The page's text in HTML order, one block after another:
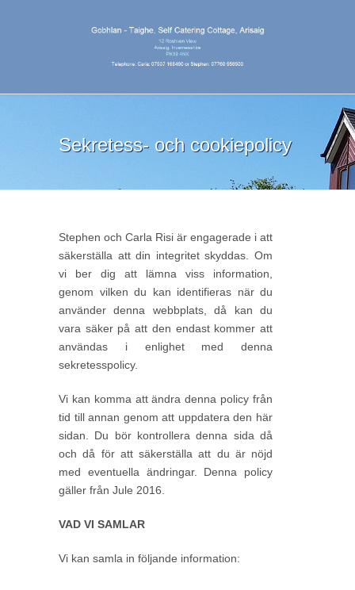
Sekretess- och cookiepolicy
Stephen och Carla Risi är engagerade i att
säkerställa att din integritet skyddas. Om
vi ​​ber dig att lämna viss information,
genom vilken du kan identifieras när du
använder denna webbplats, då kan du
vara säker på att den endast kommer att
användas i enlighet med denna
sekretesspolicy.
Vi kan komma att ändra denna policy från
tid till annan genom att uppdatera den här
sidan. Du bör kontrollera denna sida då
och då för att säkerställa att du är nöjd
med eventuella ändringar. Denna policy
gäller från Jule 2016.
VAD VI SAMLAR
Vi kan samla in följande information: